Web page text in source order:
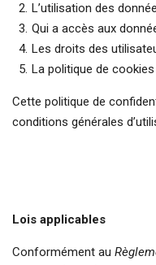
L’utilisation des
Qui a accès aux
Les droits des
La politique de
Cette politique de
conditions générales
Lois applicables
Conformément au